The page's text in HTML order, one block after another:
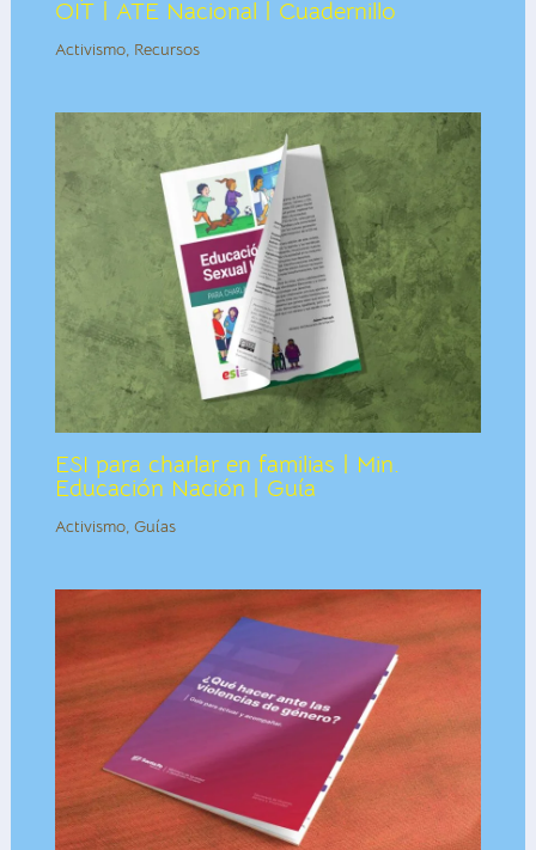
OIT | ATE Nacional | Cuadernillo
Activismo, Recursos
ESI para charlar en familias | Min.
Educación Nación | Guía
Activismo, Guías